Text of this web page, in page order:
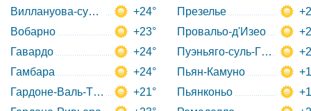
Виллануова-суль-Клизи +24°
Вобарно
+23°
Гавардо
+24°
Гамбара
+24°
Гардоне-Валь-Тромпия +21°
Презелье
Провальо-д'Изео
Пуэньяго-суль-Гарда
Пьян-Камуно
Пьянконьо